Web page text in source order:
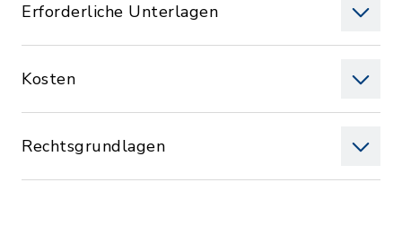
Erforderliche Unterlagen
Kosten
Rechtsgrundlagen